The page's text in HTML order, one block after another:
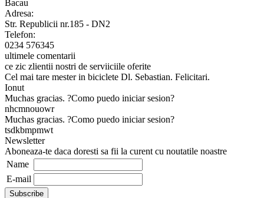
Bacau
Adresa:
Str. Republicii nr.185 - DN2
Telefon:
0234 576345
ultimele comentarii
ce zic zlientii nostri de serviiciile oferite
Cel mai tare mester in biciclete Dl. Sebastian. Felicitari.
Ionut
Muchas gracias. ?Como puedo iniciar sesion?
nhcmnouowr
Muchas gracias. ?Como puedo iniciar sesion?
tsdkbmpmwt
Newsletter
Aboneaza-te daca doresti sa fii la curent cu noutatile noastre
Name
E-mail